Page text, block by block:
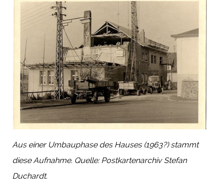
Aus einer Umbauphase des Hauses (1963?) stammt
diese Aufnahme. Quelle: Postkartenarchiv Stefan
Duchardt.